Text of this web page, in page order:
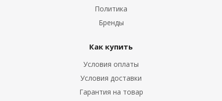
Политика
Бренды
Как купить
Условия оплаты
Условия доставки
Гарантия на товар